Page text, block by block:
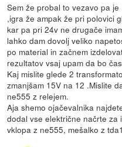
Sem že probal to vezavo pa
,igra že ampak že pri polovici
kar pa pri 24v ne drugače
lahko dam dovolj veliko
po material in začnem
rezultatov vsaj upam da bo
Kaj mislite glede 2
zmanjšam 15V na 12 .Mislite
ne555 z relejem.
Aja shemo ojačevalnika
dodal vse električne načrte za
vklopa z ne555, mešalko z